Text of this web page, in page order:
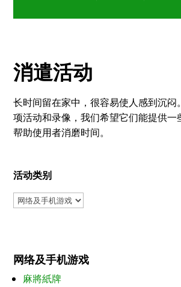
消遣活动
长时间留在家中，很容易使人感到沉闷
项活动和录像，我们希望它们能提供一
帮助使用者消磨时间。
活动类别
网络及手机游戏
麻將紙牌